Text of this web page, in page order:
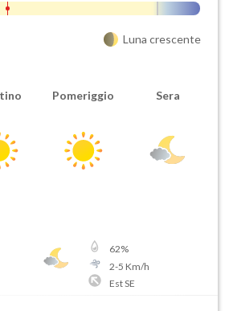
Luna crescente
Pomeriggio Sera
62%
2-5 Km/h
Est SE